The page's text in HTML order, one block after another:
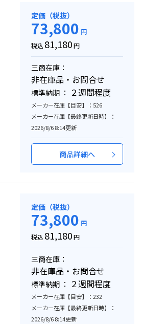
定価（税抜）
73,800 円
税込 81,180円
三商在庫：
非在庫品・お問合せ
標準納期 ： ２週間程度
メーカー在庫【目安】：526
メーカー在庫【最終更新日時】：
2026/8/6 8:14更新
商品詳細へ
定価（税抜）
73,800 円
税込 81,180円
三商在庫：
非在庫品・お問合せ
標準納期 ： ２週間程度
メーカー在庫【目安】：232
メーカー在庫【最終更新日時】：
2026/8/6 8:14更新